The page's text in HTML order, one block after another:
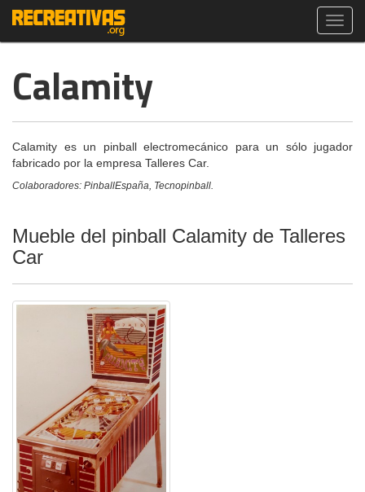
Calamity
Calamity es un pinball electromecánico para un sólo jugador
fabricado por la empresa Talleres Car.
Colaboradores: PinballEspaña, Tecnopinball.
Mueble del pinball Calamity de Talleres
Car